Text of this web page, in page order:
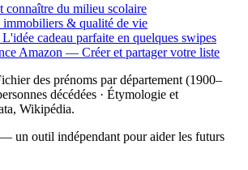
du milieu scolaire
& qualité de vie
cadeau parfaite en quelques swipes
Amazon — Créer et partager votre liste
des prénoms par département (1900–
décédées · Étymologie et
Wikipédia.
un outil indépendant pour aider les futurs